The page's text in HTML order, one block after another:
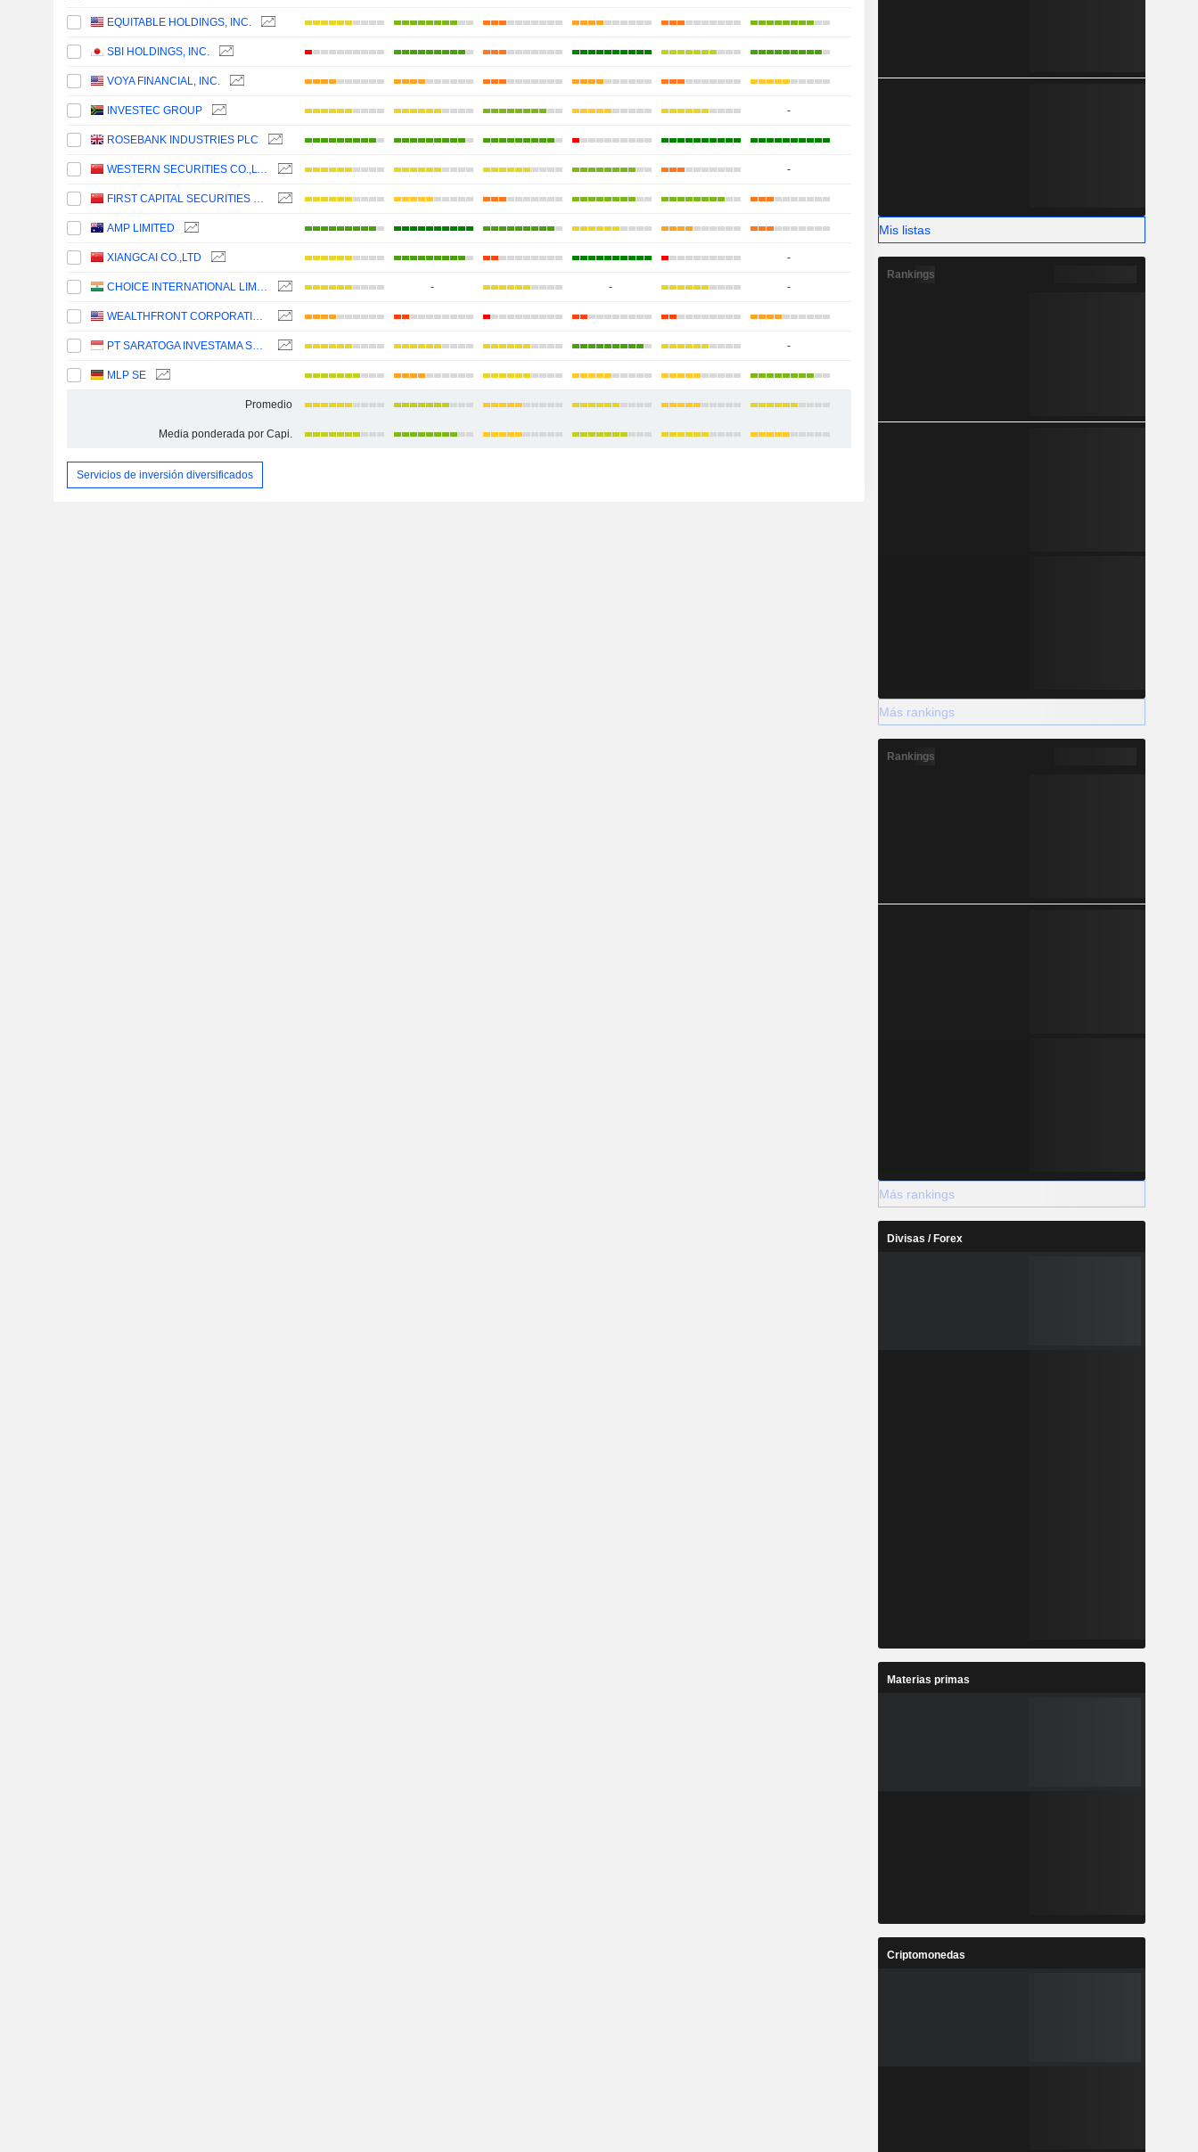
EQUITABLE HOLDINGS, INC.
SBI HOLDINGS, INC.
VOYA FINANCIAL, INC.
INVESTEC GROUP -
ROSEBANK INDUSTRIES PLC
WESTERN SECURITIES CO.,LTD. -
FIRST CAPITAL SECURITIES CO., LTD.
AMP LIMITED
XIANGCAI CO.,LTD -
CHOICE INTERNATIONAL LIMITED - - -
WEALTHFRONT CORPORATION
PT SARATOGA INVESTAMA SEDAYA TBK -
MLP SE
Promedio
Media ponderada por Capi.
Servicios de inversión diversificados
Mis listas
Rankings
Más rankings
Rankings
Más rankings
Divisas / Forex
Materias primas
Criptomonedas